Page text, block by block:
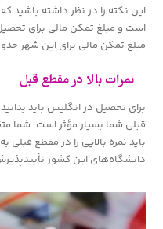
این نکته را در نظر داشته باشید
است و مبلغ تمکن مالی برای
مبلغ تمکن مالی برای این شهر حدود ۱۴ هزار یورو اعلام شده
نمرات بالا در مقطع قبل
برای تحصیل در انگلیس باید
قبلی شما بسیار مؤثر است. شما
باید نمره بالایی را در مقطع قبلی
دانشگاه‌های این کشور